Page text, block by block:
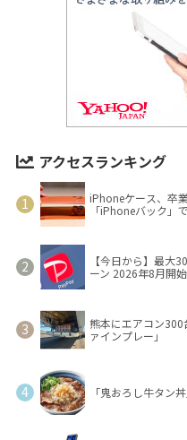
アクセスランキング
iPhoneケース、卒
「iPhoneバック」
【今日から】最大
ーン 2026年8月開
熊本にエアコン
ァインプレー」
「鬼おろし牛タン